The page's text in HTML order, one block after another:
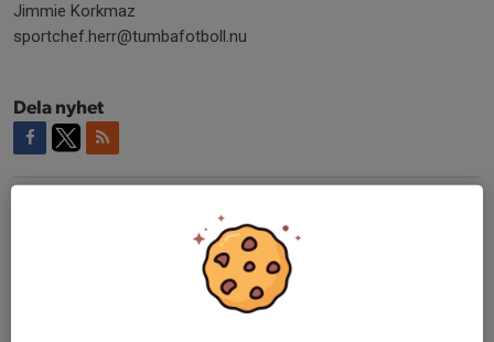
Jimmie Korkmaz
sportchef.herr@tumbafotboll.nu
Dela nyhet
Jessica Eriksson19 maj, 09:57
Snyggt Jimmy ! Så bra av dig och klubben 🙌
19 maj, 16:27